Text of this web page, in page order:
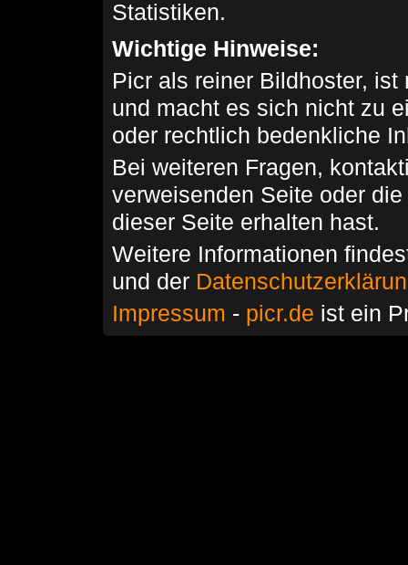
Statistiken.
Wichtige Hinweise:
Picr als reiner Bildhoster,
und macht es sich nicht zu
oder rechtlich bedenkliche
Bei weiteren Fragen,
verweisenden Seite oder
dieser Seite erhalten hast.
Weitere Informationen
und der
Impressum - picr.de ist ein